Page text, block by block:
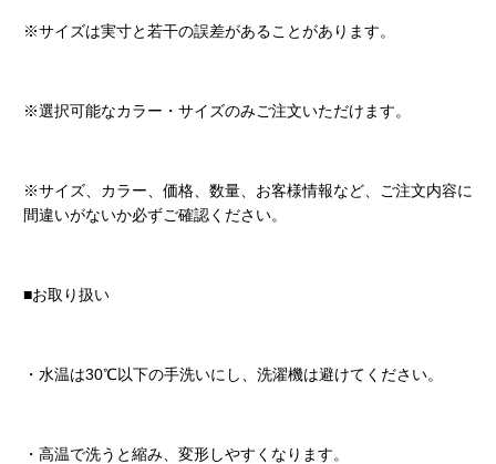
※サイズは実寸と若干の誤差があることがあります。
※選択可能なカラー・サイズのみご注文いただけます。
※サイズ、カラー、価格、数量、お客様情報など、ご注文内容に
間違いがないか必ずご確認ください。
■お取り扱い
・水温は30℃以下の手洗いにし、洗濯機は避けてください。
・高温で洗うと縮み、変形しやすくなります。